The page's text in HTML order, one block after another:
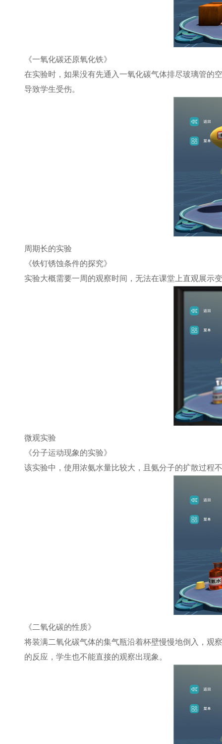
《一氧化碳还原氧化铁》
在实验时，如果没有先通入一氧化碳气体排尽玻璃管的
导致学生受伤。
周期长的实验
《铁钉锈蚀条件的探究》
实验大概需要一周的观察时间，无法在课堂上直观展示
微观实验
《分子运动现象的实验》
该实验中，使用浓氨水量比较大，且氨分子的扩散过程
《二氧化碳的性质》
将装满二氧化碳气体的集气瓶沿着杯壁慢慢地倒入，观
的反应，学生也不能直接的观察出现象。